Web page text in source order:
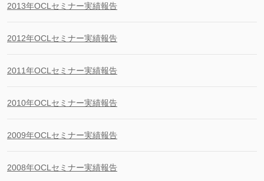
2013年OCLセミナー実績報告
2012年OCLセミナー実績報告
2011年OCLセミナー実績報告
2010年OCLセミナー実績報告
2009年OCLセミナー実績報告
2008年OCLセミナー実績報告